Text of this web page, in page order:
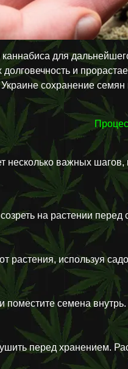
для
долговечность и
сохранение
несколько важных
на растении перед
растения, используя
поместите семена
перед хранением.